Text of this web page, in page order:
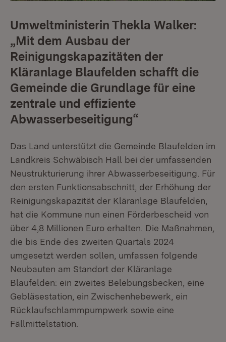
Umweltministerin Thekla Walker:
„Mit dem Ausbau der
Reinigungskapazitäten der
Kläranlage Blaufelden schafft die
Gemeinde die Grundlage für eine
zentrale und effiziente
Abwasserbeseitigung“
Das Land unterstützt die Gemeinde Blaufelden im
Landkreis Schwäbisch Hall bei der umfassenden
Neustrukturierung ihrer Abwasserbeseitigung. Für
den ersten Funktionsabschnitt, der Erhöhung der
Reinigungskapazität der Kläranlage Blaufelden,
hat die Kommune nun einen Förderbescheid von
über 4,8 Millionen Euro erhalten. Die Maßnahmen,
die bis Ende des zweiten Quartals 2024
umgesetzt werden sollen, umfassen folgende
Neubauten am Standort der Kläranlage
Blaufelden: ein zweites Belebungsbecken, eine
Gebläsestation, ein Zwischenhebewerk, ein
Rücklaufschlammpumpwerk sowie eine
Fällmittelstation.